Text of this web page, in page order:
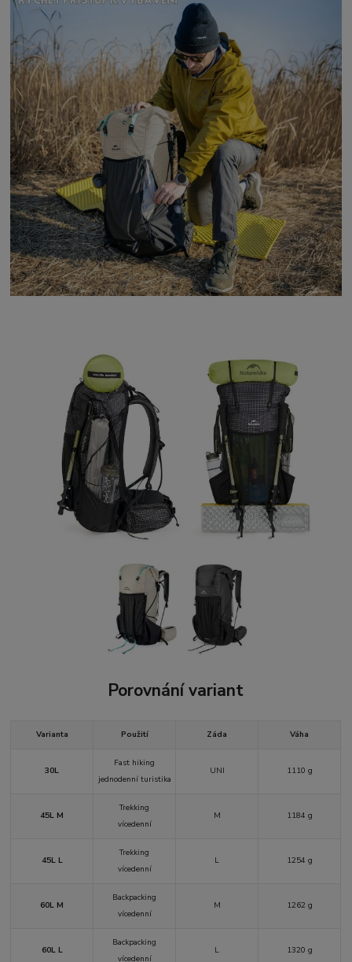
Porovnání variant
Varianta Použití Záda Váha
30L
Fast hiking
jednodenní turistika
UNI 1110 g
45L M
Trekking
vícedenní
M 1184 g
45L L
Trekking
vícedenní
L 1254 g
60L M
Backpacking
vícedenní
M 1262 g
60L L
Backpacking
vícedenní
L 1320 g